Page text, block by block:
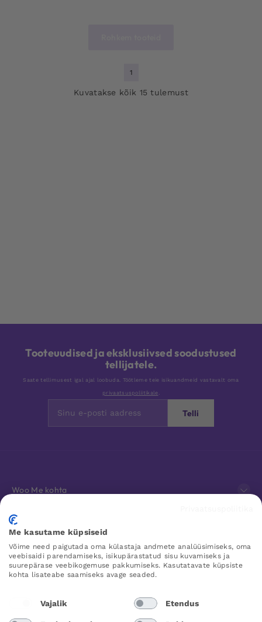
1
Kuvatakse kõik 15 tulemust
Tooteuudised ja eksklusiivsed soodustused
tellijatele.
Saate tellimusest igal ajal loobuda. Töötleme teie isikuandmeid vastavalt oma
privaatsuspoliitikale .
Telli
Woo Me kohta
Klienditeenindus
Lemmikud
WOO ME
Me kasutame küpsiseid
Võime need paigutada oma külastaja andmete analüüsimiseks, oma
veebisaidi parendamiseks, isikupärastatud sisu kuvamiseks ja
suurepärase veebikogemuse pakkumiseks. Kasutatavate küpsiste
kohta lisateabe saamiseks avage seaded.
Vajalik Etendus